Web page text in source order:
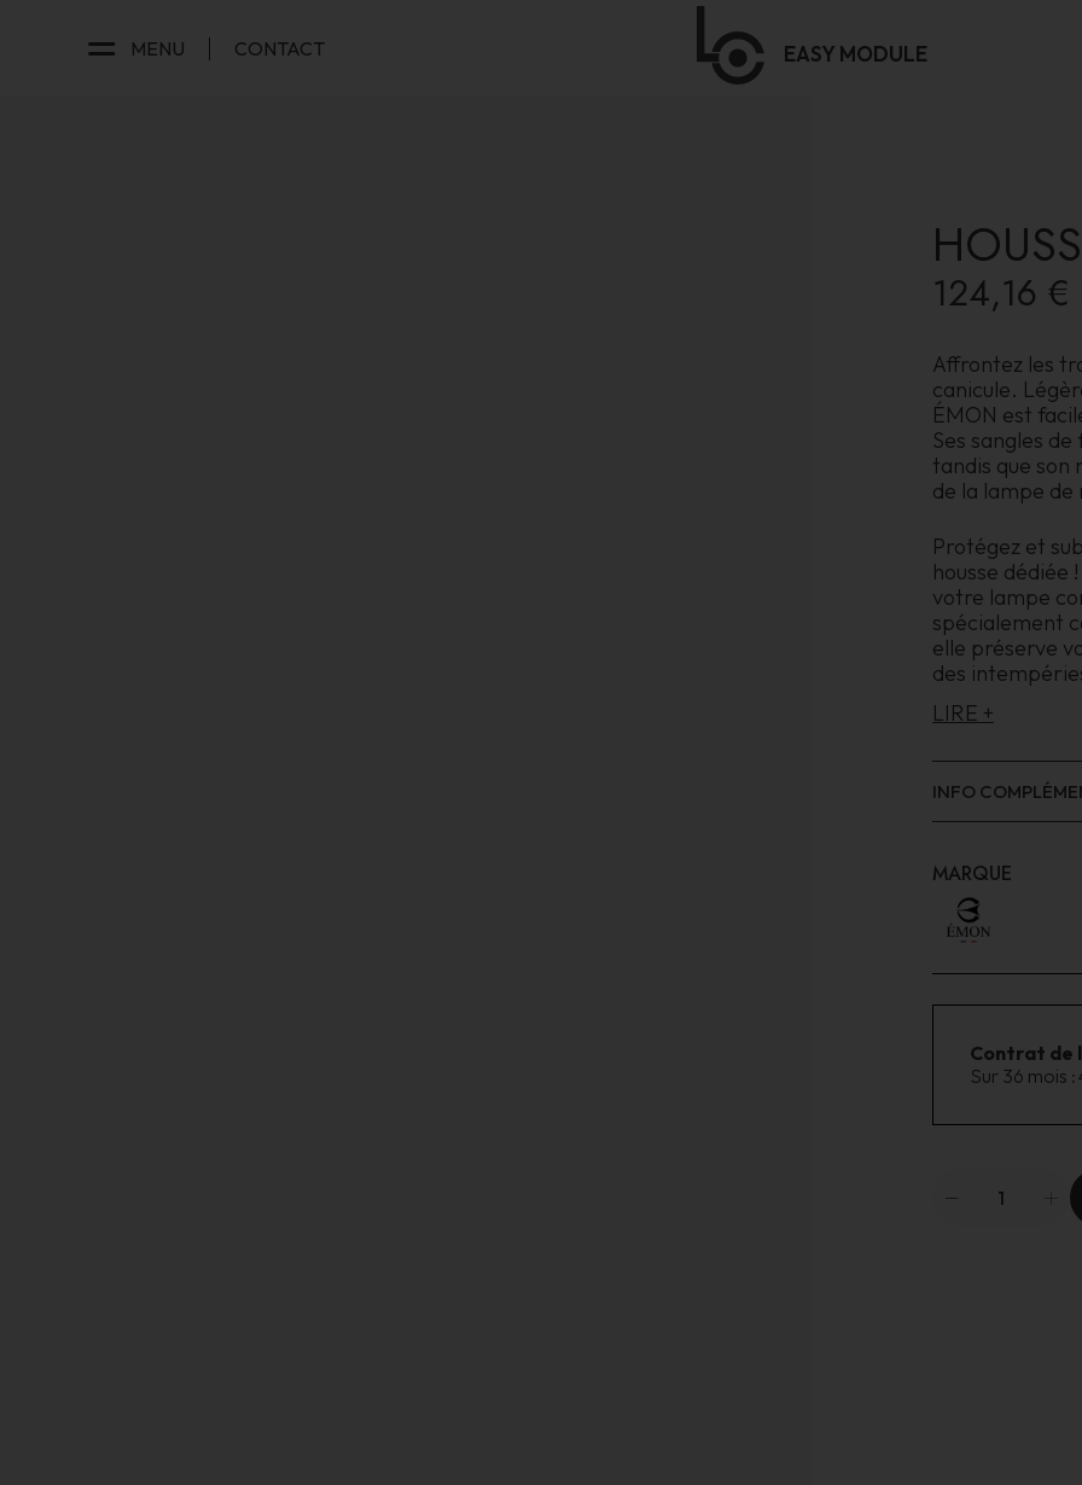
MENU CONTACT EASY MODULE
124,16 €
Affrontez les
canicule.
ÉMON est
Ses sangles
tandis que
de la lampe
Protégez et
housse dédiée
votre lampe
spécialement
elle préserve
des
LIRE +
INFO
MARQUE
Contrat de
Sur 36 mois :